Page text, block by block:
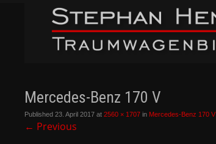
Mercedes-Benz 170 V
Published23. April 2017 at2560 × 1707 in Mercedes-Benz 170 V
← Previous